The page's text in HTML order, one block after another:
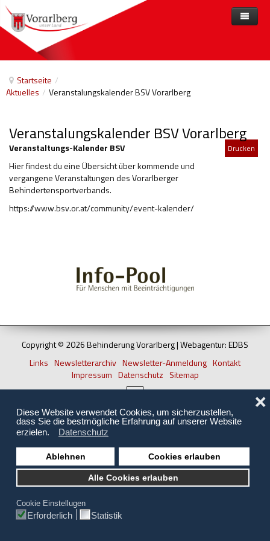
Diese Website verwendet Cookies, um sicherzustellen,
dass Sie die bestmögliche Erfahrung auf unserer Website
erzielen.
Datenschutz
Ablehnen Cookies erlauben
Alle Cookies erlauben
❌
Cookie Einstellugen
Erforderlich Statistik
Startseite /
Aktuelles / Veranstalungskalender BSV Vorarlberg
Veranstalungskalender BSV Vorarlberg
Drucken
Veranstaltungs-Kalender BSV
Hier findest du eine Übersicht über kommende und
vergangene Veranstaltungen des Vorarlberger
Behindertensportverbands.
https://www.bsv.or.at/community/event-kalender/
Copyright © 2026 Behinderung Vorarlberg | Webagentur: EDBS
Links Newsletterarchiv Newsletter-Anmeldung Kontakt
Impressum Datenschutz Sitemap
Home
Angebote nach Themen
Barrierefreiheit
Beihilfen, finanzielle Unterstützungen
Freizeit
Gesetze und Verordnungen
Hilfsmittel und Heilbehelfe
Selbsthilfe und Selbstvertretung
Pflege, Pflegende Angehörige
Unterstützung, Beratung, Assistenz
Wohnen
Anbieter
Veranstaltungen